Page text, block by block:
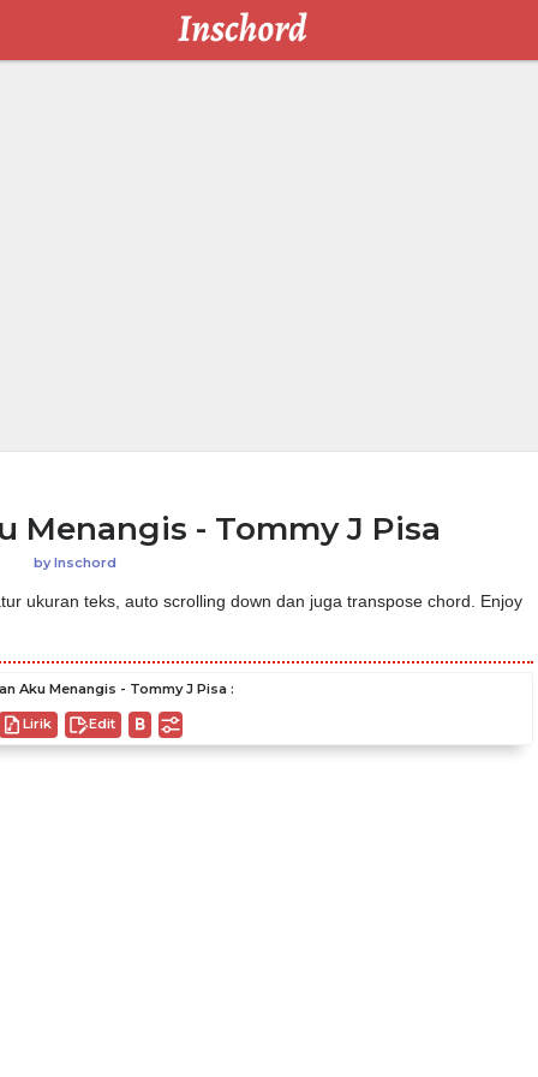
Menangis - Tommy J Pisa
byInschord
ukuran teks, auto scrolling down dan juga transpose chord. Enjoy
Aku Menangis - Tommy J Pisa :
Lirik Edit